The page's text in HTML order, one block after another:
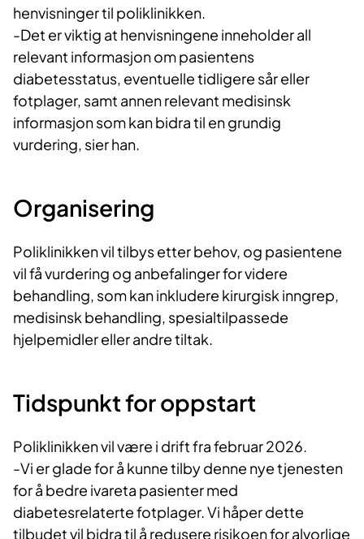
henvisninger til poliklinikken.
-Det er viktig at henvisningene inneholder all
relevant informasjon om pasientens
diabetesstatus, eventuelle tidligere sår eller
fotplager, samt annen relevant medisinsk
informasjon som kan bidra til en grundig
vurdering, sier han.
Organisering
Poliklinikken vil tilbys etter behov, og pasientene
vil få vurdering og anbefalinger for videre
behandling, som kan inkludere kirurgisk inngrep,
medisinsk behandling, spesialtilpassede
hjelpemidler eller andre tiltak.
Tidspunkt for oppstart
Poliklinikken vil være i drift fra februar 2026.
-Vi er glade for å kunne tilby denne nye tjenesten
for å bedre ivareta pasienter med
diabetesrelaterte fotplager. Vi håper dette
tilbudet vil bidra til å redusere risikoen for alvorlige